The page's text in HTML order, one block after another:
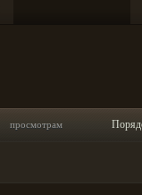
просмотрам